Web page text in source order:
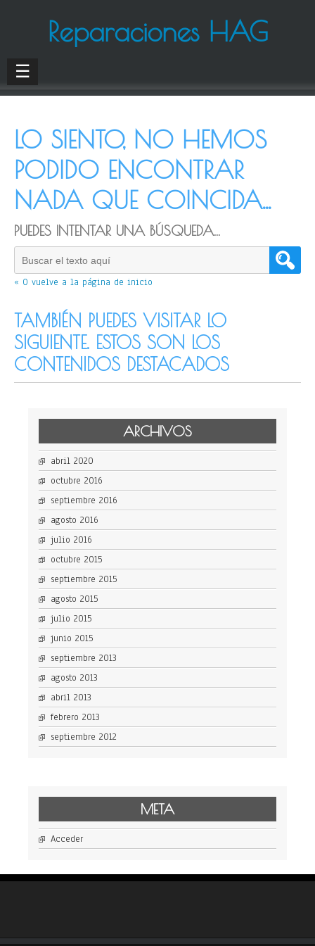
Reparaciones HAG
☰
LO SIENTO, NO HEMOS
PODIDO ENCONTRAR
NADA QUE COINCIDA...
PUEDES INTENTAR UNA BÚSQUEDA...
« O vuelve a la página de inicio
TAMBIÉN PUEDES VISITAR LO
SIGUIENTE. ESTOS SON LOS
CONTENIDOS DESTACADOS
ARCHIVOS
abril 2020
octubre 2016
septiembre 2016
agosto 2016
julio 2016
octubre 2015
septiembre 2015
agosto 2015
julio 2015
junio 2015
septiembre 2013
agosto 2013
abril 2013
febrero 2013
septiembre 2012
META
Acceder